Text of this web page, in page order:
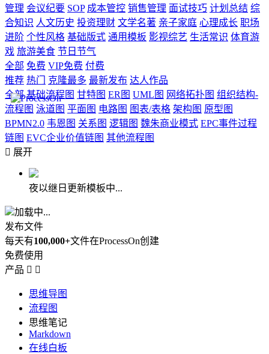
管理 会议纪要 SOP 成本管控 销售管理 面试技巧 计划总结 综
合知识 人文历史 投资理财 文学名著 亲子家庭 心理成长 职场
进阶 个性风格 基础版式 通用模板 影视综艺 生活常识 体育游
戏 旅游美食 节日节气
全部 免费 VIP免费 付费
推荐 热门 克隆最多 最新发布 达人作品
全部 基础流程图 甘特图 ER图 UML图 网络拓扑图 组织结构-
流程图 泳道图 平面图 电路图 图表/表格 架构图 原型图
BPMN2.0 韦恩图 关系图 逻辑图 魏朱商业模式 EPC事件过程
链图 EVC企业价值链图 其他流程图
 展开
夜以继日更新模板中...
加载中...
发布文件
每天有100,000+文件在ProcessOn创建
免费使用
产品  
思维导图
流程图
思维笔记
Markdown
在线白板